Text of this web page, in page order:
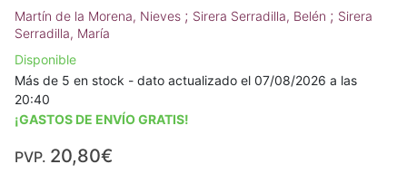
Martín de la Morena, Nieves ; Sirera Serradilla, Belén ; Sirera
Serradilla, María
Disponible
Más de 5 en stock - dato actualizado el 07/08/2026 a las
20:40
¡GASTOS DE ENVÍO GRATIS!
PVP. 20,80€